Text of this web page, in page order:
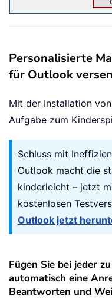
Personalisierte
für Outlook
Mit der Installation
Aufgabe zum
Schluss mit
Outlook macht die
kinderleicht – jetzt
kostenlosen
Outlook jetzt
Fügen Sie bei jeder
automatisch eine
Beantworten und